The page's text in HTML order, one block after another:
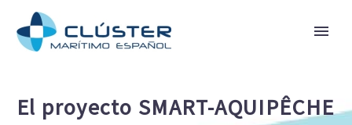
El proyecto SMART-AQUIPÊCHE